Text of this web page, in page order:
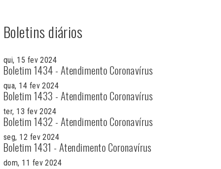
Boletins diários
qui, 15 fev 2024
Boletim 1434 - Atendimento Coronavírus
qua, 14 fev 2024
Boletim 1433 - Atendimento Coronavírus
ter, 13 fev 2024
Boletim 1432 - Atendimento Coronavírus
seg, 12 fev 2024
Boletim 1431 - Atendimento Coronavírus
dom, 11 fev 2024